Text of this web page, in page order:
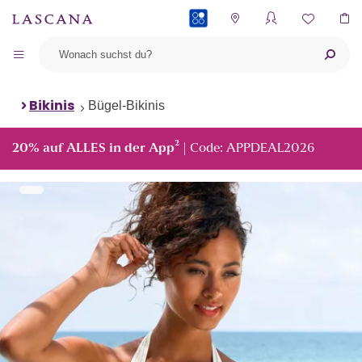
Bikinis Bügel-Bikinis
20% auf ALLES in der App² | Code: APPDEAL2026